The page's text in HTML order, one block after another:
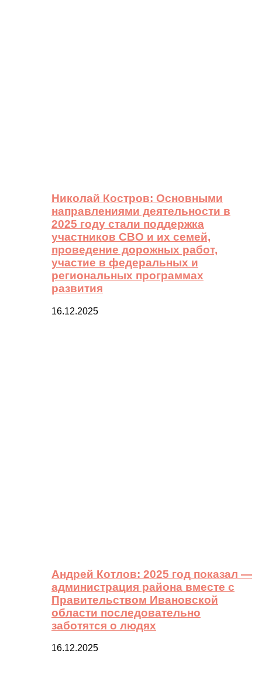
Николай Костров: Основными
направлениями деятельности в
2025 году стали поддержка
участников СВО и их семей,
проведение дорожных работ,
участие в федеральных и
региональных программах
развития
16.12.2025
Андрей Котлов: 2025 год показал —
администрация района вместе с
Правительством Ивановской
области последовательно
заботятся о людях
16.12.2025